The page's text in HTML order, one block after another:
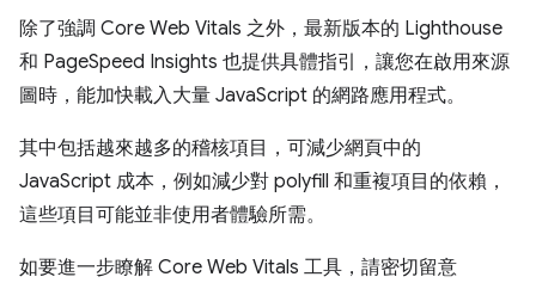
除了強調 Core Web Vitals 之外，最新版本的 Lighthouse
和 PageSpeed Insights 也提供具體指引，讓您在啟用來源
圖時，能加快載入大量 JavaScript 的網路應用程式。
其中包括越來越多的稽核項目，可減少網頁中的
JavaScript 成本，例如減少對 polyfill 和重複項目的依賴，
這些項目可能並非使用者體驗所需。
如要進一步瞭解 Core Web Vitals 工具，請密切留意